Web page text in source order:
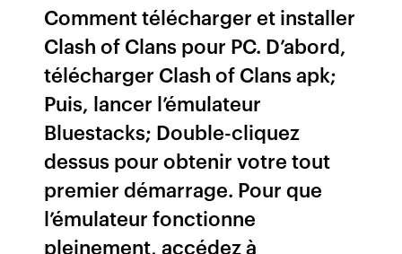
Comment télécharger et installer
Clash of Clans pour PC. D’abord,
télécharger Clash of Clans apk;
Puis, lancer l’émulateur
Bluestacks; Double-cliquez
dessus pour obtenir votre tout
premier démarrage. Pour que
l’émulateur fonctionne
pleinement, accédez à